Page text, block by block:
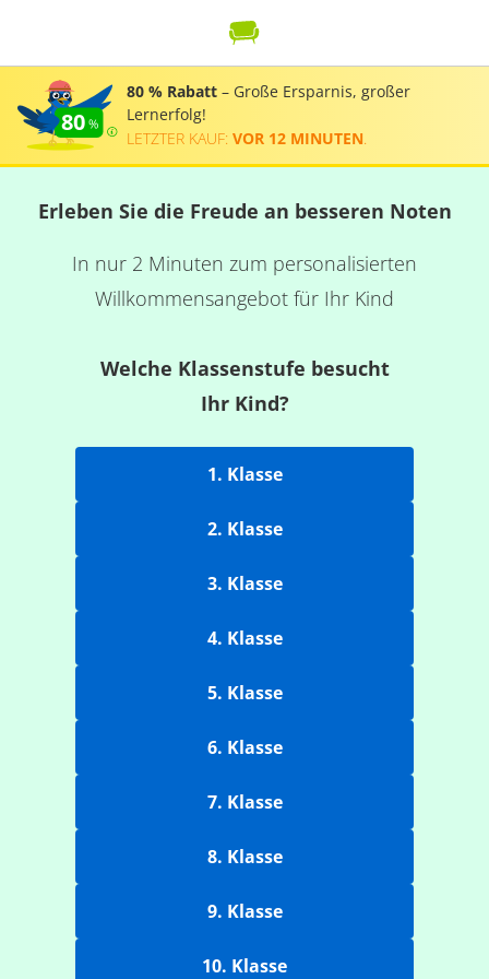
80
80 % Rabatt – Große Ersparnis, großer
Lernerfolg!
LETZTER KAUF: VOR 12 MINUTEN
Erleben Sie die Freude an besseren Noten
In nur 2 Minuten zum personalisierten
Willkommensangebot für Ihr Kind
Welche Klassenstufe besucht
Ihr Kind?
1. Klasse
2. Klasse
3. Klasse
4. Klasse
5. Klasse
6. Klasse
7. Klasse
8. Klasse
9. Klasse
10. Klasse